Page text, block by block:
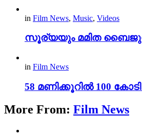
in Film News, Music, Videos
സൂര്യയും മമിത ബൈജുവും
in Film News
58 മണിക്കൂറിൽ 100
More From: Film News